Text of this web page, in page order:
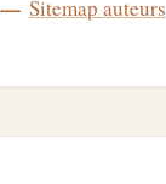
Sitemap auteurs